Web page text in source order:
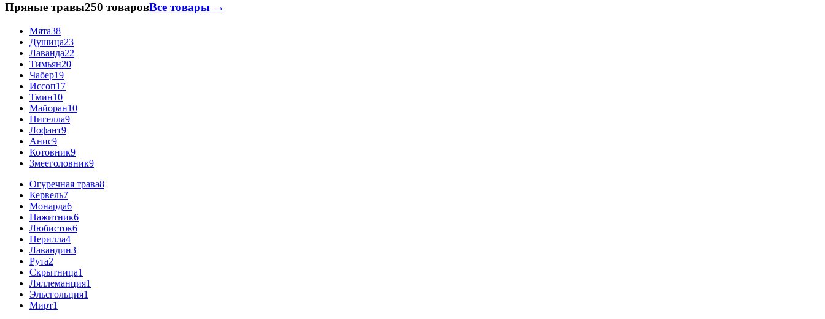
Пряные травы250 товаровВсе товары →
Мята38
Душица23
Лаванда22
Тимьян20
Чабер19
Иссоп17
Тмин10
Майоран10
Нигелла9
Лофант9
Анис9
Котовник9
Змееголовник9
Огуречная трава8
Кервель7
Монарда6
Пажитник6
Любисток6
Перилла4
Лавандин3
Рута2
Скрытница1
Ляллеманция1
Эльсгольция1
Мирт1